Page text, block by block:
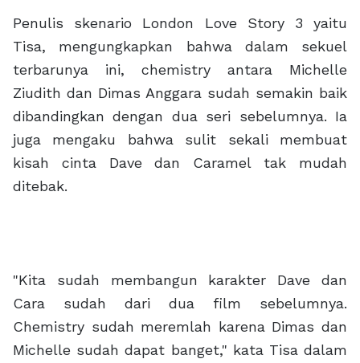
Penulis skenario London Love Story 3 yaitu
Tisa, mengungkapkan bahwa dalam sekuel
terbarunya ini, chemistry antara Michelle
Ziudith dan Dimas Anggara sudah semakin baik
dibandingkan dengan dua seri sebelumnya. Ia
juga mengaku bahwa sulit sekali membuat
kisah cinta Dave dan Caramel tak mudah
ditebak.
"Kita sudah membangun karakter Dave dan
Cara sudah dari dua film sebelumnya.
Chemistry sudah meremlah karena Dimas dan
Michelle sudah dapat banget," kata Tisa dalam